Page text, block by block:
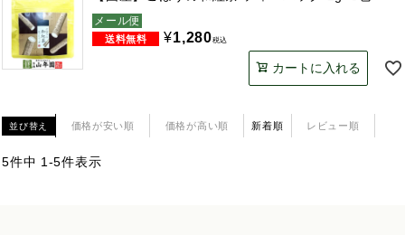
メール便
¥1,280税込
カートに入れる
並び替え 価格が安い順 価格が高い順 新着順 レビュー順
5件中 1-5件表示